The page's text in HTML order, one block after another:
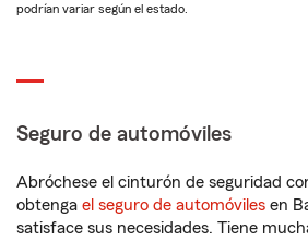
podrían variar según el estado.
Seguro de automóviles
Abróchese el cinturón de seguridad
obtenga el seguro de automóviles en
satisface sus necesidades. Tiene